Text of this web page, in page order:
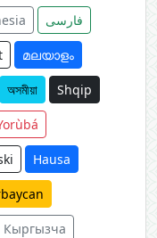
فارسی
മലയാളം
অসমীয়া Shqip
Hausa
Кыргызча